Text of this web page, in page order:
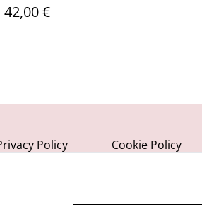
42,00 €
Policy Cookie Policy